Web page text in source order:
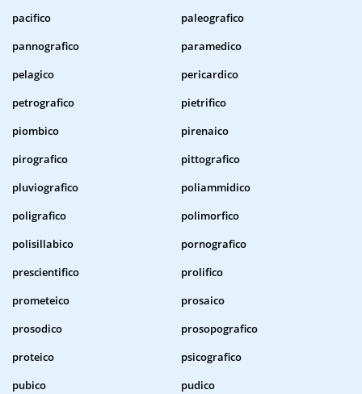
pacifico
paleografico
pannografico
paramedico
pelagico
pericardico
petrografico
pietrifico
piombico
pirenaico
pirografico
pittografico
pluviografico
poliammidico
poligrafico
polimorfico
polisillabico
pornografico
prescientifico
prolifico
prometeico
prosaico
prosodico
prosopografico
proteico
psicografico
pubico
pudico